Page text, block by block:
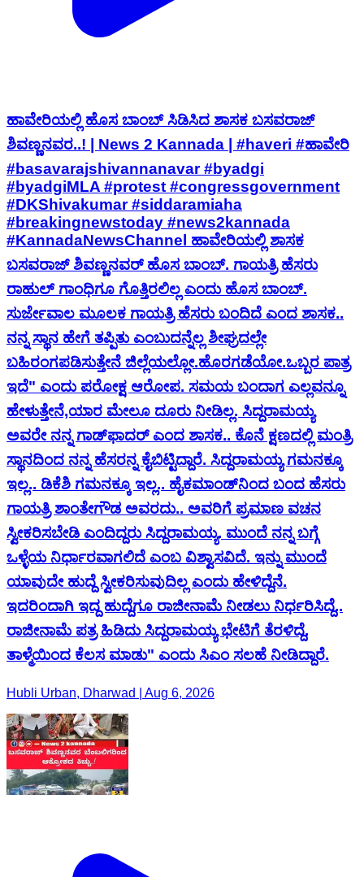
ಹಾವೇರಿಯಲ್ಲಿ ಹೊಸ ಬಾಂಬ್ ಸಿಡಿಸಿದ ಶಾಸಕ ಬಸವರಾಜ್
ಶಿವಣ್ಣನವರ..! | News 2 Kannada | #haveri #ಹಾವೇರಿ
#basavarajshivannanavar #byadgi
#byadgiMLA #protest #congressgovernment
#DKShivakumar #siddaramiaha
#breakingnewstoday #news2kannada
#KannadaNewsChannel ಹಾವೇರಿಯಲ್ಲಿ ಶಾಸಕ
ಬಸವರಾಜ್ ಶಿವಣ್ಣನವರ್ ಹೊಸ ಬಾಂಬ್. ಗಾಯತ್ರಿ ಹೆಸರು
ರಾಹುಲ್ ಗಾಂಧಿಗೂ ಗೊತ್ತಿರಲಿಲ್ಲ ಎಂದು ಹೊಸ ಬಾಂಬ್.
ಸುರ್ಜೇವಾಲ ಮೂಲಕ ಗಾಯತ್ರಿ ಹೆಸರು ಬಂದಿದೆ ಎಂದ ಶಾಸಕ..
ನನ್ನ ಸ್ಥಾನ ಹೇಗೆ ತಪ್ಪಿತು ಎಂಬುದನ್ನೆಲ್ಲ ಶೀಘ್ರದಲ್ಲೇ
ಬಹಿರಂಗಪಡಿಸುತ್ತೇನೆ ಜಿಲ್ಲೆಯಲ್ಲೋ.ಹೊರಗಡೆಯೋ.ಒಬ್ಬರ ಪಾತ್ರ
ಇದೆ" ಎಂದು ಪರೋಕ್ಷ ಆರೋಪ. ಸಮಯ ಬಂದಾಗ ಎಲ್ಲವನ್ನೂ
ಹೇಳುತ್ತೇನೆ,ಯಾರ ಮೇಲೂ ದೂರು ನೀಡಿಲ್ಲ. ಸಿದ್ದರಾಮಯ್ಯ
ಅವರೇ ನನ್ನ ಗಾಡ್‌ಫಾದರ್ ಎಂದ ಶಾಸಕ.. ಕೊನೆ ಕ್ಷಣದಲ್ಲಿ ಮಂತ್ರಿ
ಸ್ಥಾನದಿಂದ ನನ್ನ ಹೆಸರನ್ನ ಕೈಬಿಟ್ಟಿದ್ದಾರೆ. ಸಿದ್ದರಾಮಯ್ಯ ಗಮನಕ್ಕೂ
ಇಲ್ಲ.. ಡಿಕೆಶಿ ಗಮನಕ್ಕೂ ಇಲ್ಲ.. ಹೈಕಮಾಂಡ್‌ನಿಂದ ಬಂದ ಹೆಸರು
ಗಾಯತ್ರಿ ಶಾಂತೇಗೌಡ ಅವರದು.. ಅವರಿಗೆ ಪ್ರಮಾಣ ವಚನ
ಸ್ವೀಕರಿಸಬೇಡಿ ಎಂದಿದ್ದರು ಸಿದ್ದರಾಮಯ್ಯ. ಮುಂದೆ ನನ್ನ ಬಗ್ಗೆ
ಒಳ್ಳೆಯ ನಿರ್ಧಾರವಾಗಲಿದೆ ಎಂಬ ವಿಶ್ವಾಸವಿದೆ. ಇನ್ನು ಮುಂದೆ
ಯಾವುದೇ ಹುದ್ದೆ ಸ್ವೀಕರಿಸುವುದಿಲ್ಲ ಎಂದು ಹೇಳಿದ್ದೆನೆ.
ಇದರಿಂದಾಗಿ ಇದ್ದ ಹುದ್ದೆಗೂ ರಾಜೀನಾಮೆ ನೀಡಲು ನಿರ್ಧರಿಸಿದ್ದೆ..
ರಾಜೀನಾಮೆ ಪತ್ರ ಹಿಡಿದು ಸಿದ್ದರಾಮಯ್ಯ ಭೇಟಿಗೆ ತೆರಳಿದ್ದೆ.
ತಾಳ್ಮೆಯಿಂದ ಕೆಲಸ ಮಾಡು" ಎಂದು ಸಿಎಂ ಸಲಹೆ ನೀಡಿದ್ದಾರೆ.
Hubli Urban, Dharwad | Aug 6, 2026